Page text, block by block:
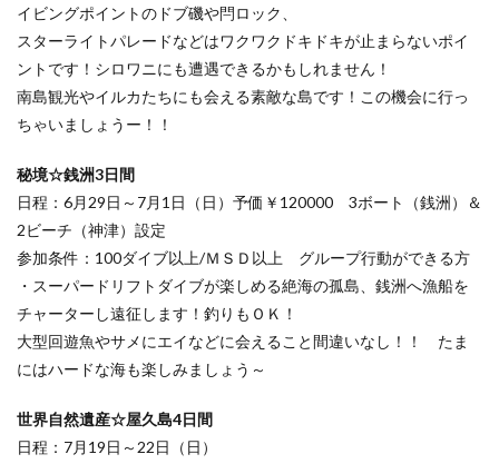
イビングポイントのドブ磯や閂ロック、
スターライトパレードなどはワクワクドキドキが止まらないポイ
ントです！シロワニにも遭遇できるかもしれません！
南島観光やイルカたちにも会える素敵な島です！この機会に行っ
ちゃいましょうー！！
秘境☆銭洲3日間
日程：6月29日～7月1日（日）予価￥120000 3ボート（銭洲）＆
2ビーチ（神津）設定
参加条件：100ダイブ以上/ＭＳＤ以上 グループ行動ができる方
・スーパードリフトダイブが楽しめる絶海の孤島、銭洲へ漁船を
チャーターし遠征します！釣りもＯＫ！
大型回遊魚やサメにエイなどに会えること間違いなし！！ たま
にはハードな海も楽しみましょう～
世界自然遺産☆屋久島4日間
日程：7月19日～22日（日）